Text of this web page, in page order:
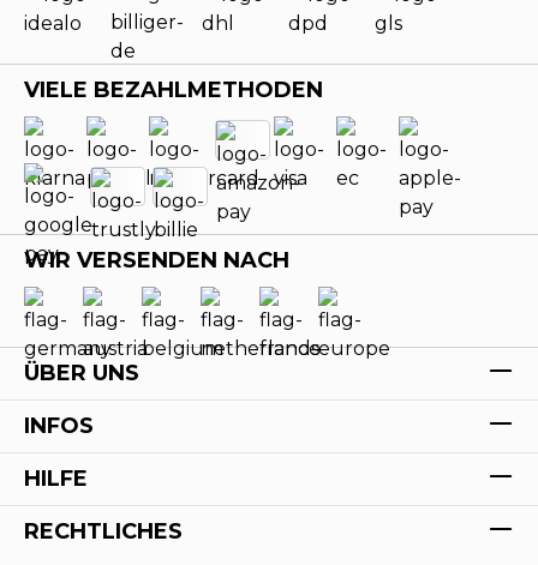
VIELE BEZAHLMETHODEN
WIR VERSENDEN NACH
ÜBER UNS
INFOS
HILFE
RECHTLICHES